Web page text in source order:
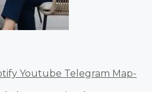
Youtube Telegram Map-